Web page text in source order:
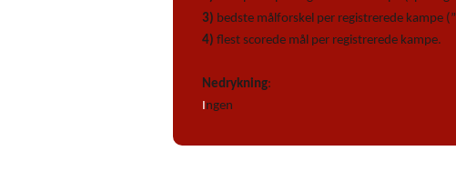
3) bedste målforskel per registrerede kampe
4) flest scorede mål per registrerede kampe.
Nedrykning:
Ingen